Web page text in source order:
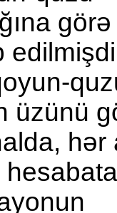
üzünü
hər
hesabata